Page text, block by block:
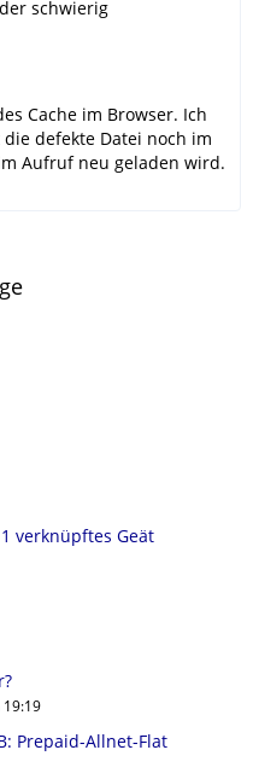
schwierig
Cache im Browser. Ich
defekte Datei noch im
Aufruf neu geladen wird.
verknüpftes Geät
19:19
Prepaid-Allnet-Flat